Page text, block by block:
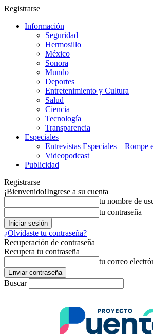
Registrarse
Información
Seguridad
Hermosillo
México
Sonora
Mundo
Deportes
Entretenimiento y Cultura
Salud
Ciencia
Tecnología
Transparencia
Especiales
Entrevistas Especiales – Rompe
Videopodcast
Publicidad
Registrarse
¡Bienvenido!Ingrese a su cuenta
tu nombre de
tu contraseña
¿Olvidaste tu contraseña?
Recuperación de contraseña
Recupera tu contraseña
tu correo
Buscar